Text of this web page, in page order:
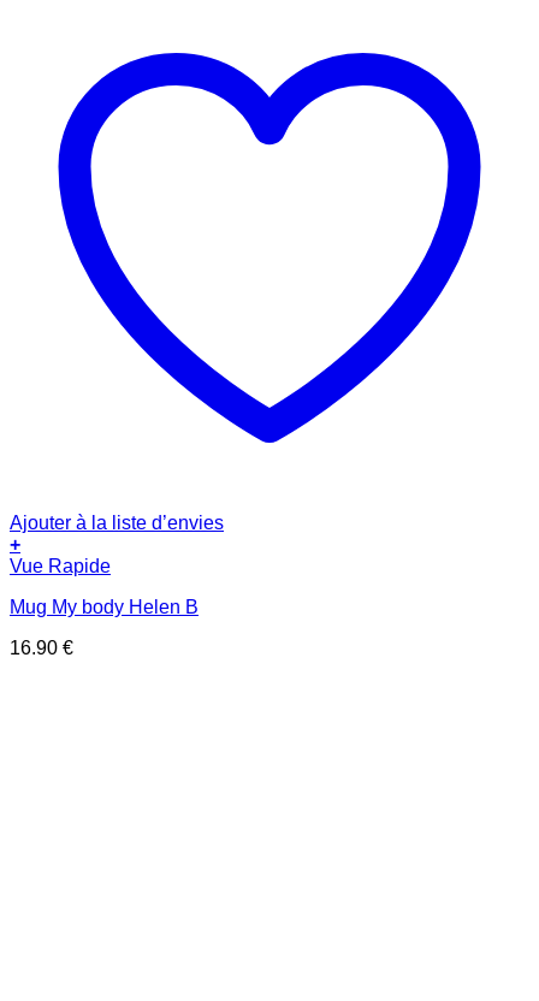
Ajouter à la liste d’envies
+
Vue Rapide
Mug My body Helen B
16.90 €